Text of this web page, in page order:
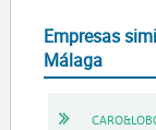
Empresas
Málaga